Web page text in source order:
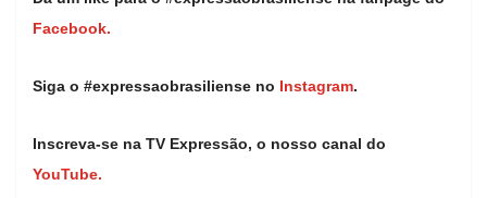
Facebook.
Siga o #expressaobrasiliense no Instagram.
Inscreva-se na TV Expressão, o nosso canal do
YouTube.